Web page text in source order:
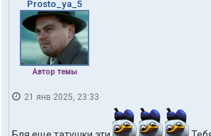
Prosto_ya_5
Автор темы
21 янв 2025, 23:33